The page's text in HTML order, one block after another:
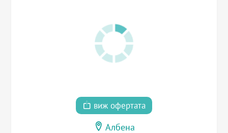
виж офертата
Албена